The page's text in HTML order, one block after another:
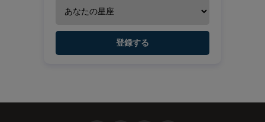
登録する